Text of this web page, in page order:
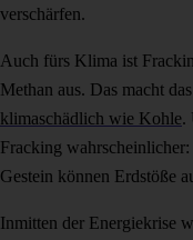
verschärfen.
Auch fürs Klima ist
Methan aus. Das macht
klimaschädlich wie Kohle.
Fracking
Gestein können Erdstöße
Inmitten der Energiekrise